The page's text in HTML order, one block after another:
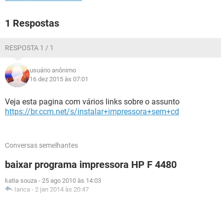
1 Respostas
RESPOSTA 1 / 1
usuário anônimo
16 dez 2015 às 07:01
Veja esta pagina com vários links sobre o assunto
https://br.ccm.net/s/instalar+impressora+sem+cd
Conversas semelhantes
baixar programa impressora HP F 4480
katia souza - 25 ago 2010 às 14:03
Ianca - 2 jan 2014 às 20:47